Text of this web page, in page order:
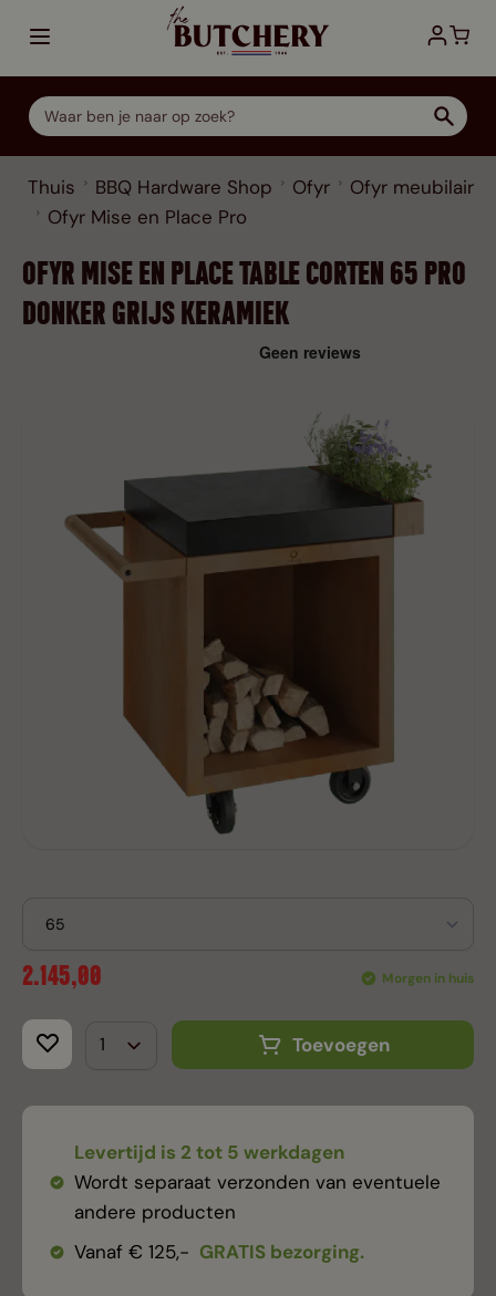
Thuis BBQ Hardware Shop Ofyr
Ofyr meubilair
Ofyr Mise en Place Pro
OFYR MISE EN PLACE TABLE CORTEN 65 PRO
DONKER GRIJS KERAMIEK
2.145,00 Morgen in huis
Toevoegen
Levertijd is 2 tot 5 werkdagen
Wordt separaat verzonden van eventuele
andere producten
Vanaf € 125,- GRATIS bezorging.